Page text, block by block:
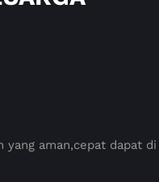
yang aman,cepat dapat di